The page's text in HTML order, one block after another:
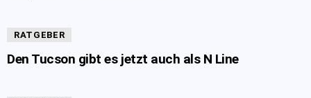
RATGEBER
Den Tucson gibt es jetzt auch als N Line